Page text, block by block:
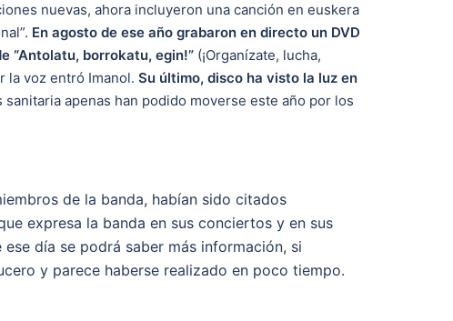
nuevas, ahora incluyeron una canción en euskera
En agosto de ese año grabaron en directo un DVD
“Antolatu, borrokatu, egin!” (¡Organízate, lucha,
la voz entró Imanol. Su último, disco ha visto la luz en
apenas han podido moverse este año por los
de la banda, habían sido citados
expresa la banda en sus conciertos y en sus
día se podrá saber más información, si
y parece haberse realizado en poco tiempo.